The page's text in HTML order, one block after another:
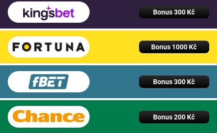
Bonus 300 Kč
Bonus 1000 Kč
Bonus 300 Kč
Bonus 200 Kč